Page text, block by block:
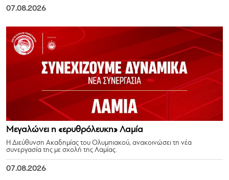
07.08.2026
Μεγαλώνει η «ερυθρόλευκη» Λαμία
Η Διεύθυνση Ακαδημίας του Ολυμπιακού, ανακοινώσει τη νέα
συνεργασία της με σχολή της Λαμίας.
07.08.2026